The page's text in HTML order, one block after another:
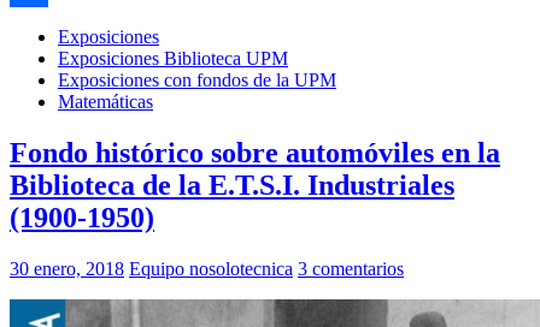
Compartir
Exposiciones
Exposiciones Biblioteca UPM
Exposiciones con fondos de la UPM
Matemáticas
Fondo histórico sobre automóviles en la
Biblioteca de la E.T.S.I. Industriales
(1900-1950)
30 enero, 2018 Equipo nosolotecnica 3 comentarios